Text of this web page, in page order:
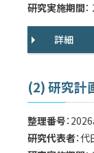
研究実施期間
詳細
(2) 研究計
整理番号：
研究代表者：